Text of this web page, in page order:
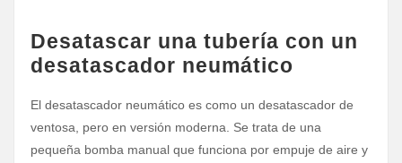
Desatascar una tubería con un
desatascador neumático
El desatascador neumático es como un desatascador de
ventosa, pero en versión moderna. Se trata de una
pequeña bomba manual que funciona por empuje de aire y